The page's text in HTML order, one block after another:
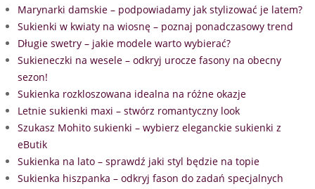
Marynarki damskie – podpowiadamy jak stylizować je latem?
Sukienki w kwiaty na wiosnę – poznaj ponadczasowy trend
Długie swetry – jakie modele warto wybierać?
Sukieneczki na wesele – odkryj urocze fasony na obecny
sezon!
Sukienka rozkloszowana idealna na różne okazje
Letnie sukienki maxi – stwórz romantyczny look
Szukasz Mohito sukienki – wybierz eleganckie sukienki z
eButik
Sukienka na lato – sprawdź jaki styl będzie na topie
Sukienka hiszpanka – odkryj fason do zadań specjalnych